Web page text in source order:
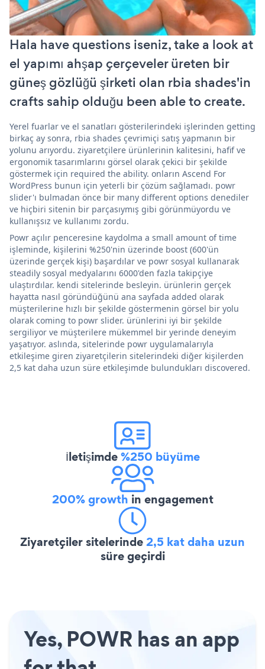
Hala have questions iseniz, take a look at
el yapımı ahşap çerçeveler üreten bir
güneş gözlüğü şirketi olan rbia shades'in
crafts sahip olduğu been able to create.
Yerel fuarlar ve el sanatları gösterilerindeki işlerinden getting
birkaç ay sonra, rbia shades çevrimiçi satış yapmanın bir
yolunu arıyordu. ziyaretçilere ürünlerinin kalitesini, hafif ve
ergonomik tasarımlarını görsel olarak çekici bir şekilde
göstermek için required the ability. onların Ascend For
WordPress bunun için yeterli bir çözüm sağlamadı. powr
slider'ı bulmadan önce bir many different options denediler
ve hiçbiri sitenin bir parçasıymış gibi görünmüyordu ve
kullanışsız ve kullanımı zordu.
Powr açılır penceresine kaydolma a small amount of time
işleminde, kişilerini %250'nin üzerinde boost (600'ün
üzerinde gerçek kişi) başardılar ve powr sosyal kullanarak
steadily sosyal medyalarını 6000'den fazla takipçiye
ulaştırdılar. kendi sitelerinde besleyin. ürünlerin gerçek
hayatta nasıl göründüğünü ana sayfada added olarak
müşterilerine hızlı bir şekilde göstermenin görsel bir yolu
olarak coming to powr slider. ürünlerini iyi bir şekilde
sergiliyor ve müşterilere mükemmel bir yerinde deneyim
yaşatıyor. aslında, sitelerinde powr uygulamalarıyla
etkileşime giren ziyaretçilerin sitelerindeki diğer kişilerden
2,5 kat daha uzun süre etkileşimde bulundukları discovered.
İletişimde%250 büyüme
200% growth in engagement
Ziyaretçiler sitelerinde2,5 kat daha uzun
süre geçirdi
Yes, POWR has an app